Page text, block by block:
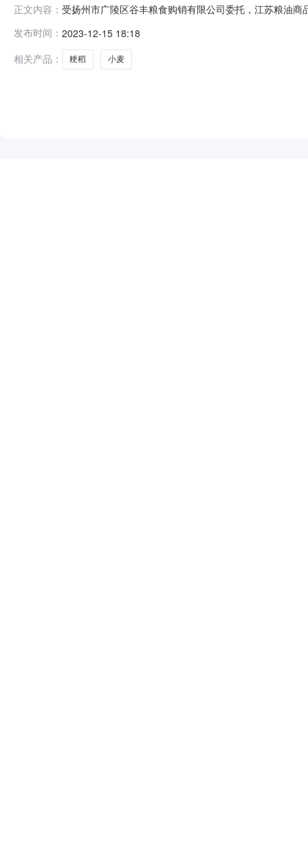
正文内容： 受扬州市广陵区谷丰粮食购销有限公司委托，江苏粮油
家粮食交易中心官网（www.grainmarket.com.cn）登录
发布时间： 2023-12-15 18:18
相关产品：
粳稻 小麦